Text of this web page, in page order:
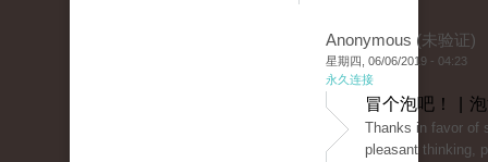
Anonymous (未验证)
星期四, 06/06/2019 - 04:23
永久连接
冒个泡吧！ |
Thanks in favor of
pleasant thinking,